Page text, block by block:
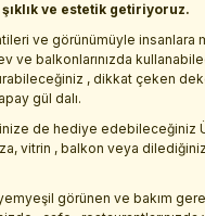
ve estetik getiriyoruz.
ve görünümüyle insanlara
ve balkonlarınızda
, dikkat çeken
gül dalı.
de hediye edebileceğiniz
vitrin , balkon veya
görünen ve bakım